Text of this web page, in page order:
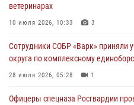
Сотрудники СОБР «Варк»
30 июля 2026, 09:34 1
Офицеры спецназа Росгвардии
сотрудников прокуратуры на Ямале
29 июля 2026, 10:42 4
ветеринарах
10 июля 2026, 10:33 3
Сотрудники СОБР «Варк» приняли
округа по комплексному
28 июля 2026, 05:28 1
Офицеры спецназа Росгвардии